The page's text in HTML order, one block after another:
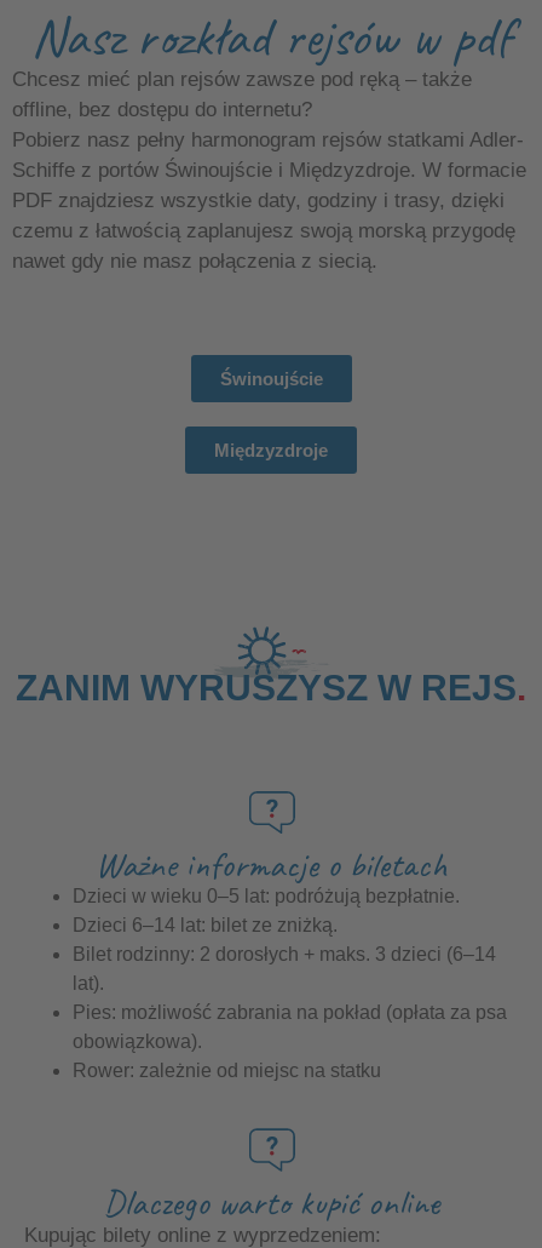
Nasz rozkład rejsów w pdf
Chcesz mieć plan rejsów zawsze pod ręką – także
offline, bez dostępu do internetu?
Pobierz nasz pełny harmonogram rejsów statkami Adler-
Schiffe z portów Świnoujście i Międzyzdroje. W formacie
PDF znajdziesz wszystkie daty, godziny i trasy, dzięki
czemu z łatwością zaplanujesz swoją morską przygodę
nawet gdy nie masz połączenia z siecią.
Świnoujście
Międzyzdroje
ZANIM WYRUSZYSZ W REJS
Ważne informacje o biletach
Dzieci w wieku 0–5 lat: podróżują bezpłatnie.
Dzieci 6–14 lat: bilet ze zniżką.
Bilet rodzinny: 2 dorosłych + maks. 3 dzieci (6–14
lat).
Pies: możliwość zabrania na pokład (opłata za psa
obowiązkowa).
Rower: zależnie od miejsc na statku
Dlaczego warto kupić online
Kupując bilety online z wyprzedzeniem: